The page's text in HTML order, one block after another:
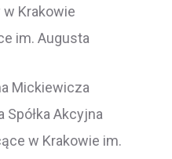
Krakowie
im. Augusta
Mickiewicza
Akcyjna
w Krakowie im.